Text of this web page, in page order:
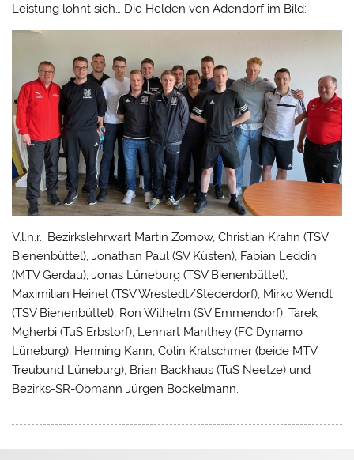
Leistung lohnt sich… Die Helden von Adendorf im Bild:
V.l.n.r.: Bezirkslehrwart Martin Zornow, Christian Krahn (TSV
Bienenbüttel), Jonathan Paul (SV Küsten), Fabian Leddin
(MTV Gerdau), Jonas Lüneburg (TSV Bienenbüttel),
Maximilian Heinel (TSV Wrestedt/Stederdorf), Mirko Wendt
(TSV Bienenbüttel), Ron Wilhelm (SV Emmendorf), Tarek
Mgherbi (TuS Erbstorf), Lennart Manthey (FC Dynamo
Lüneburg), Henning Kann, Colin Kratschmer (beide MTV
Treubund Lüneburg), Brian Backhaus (TuS Neetze) und
Bezirks-SR-Obmann Jürgen Bockelmann.